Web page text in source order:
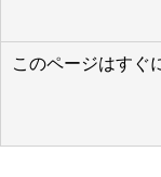
このページはすぐ